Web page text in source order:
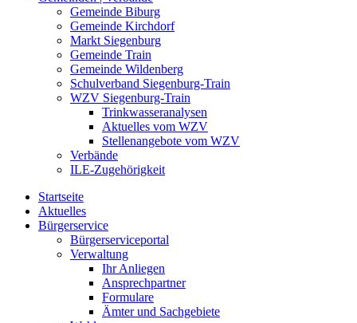
Gemeinde Biburg
Gemeinde Kirchdorf
Markt Siegenburg
Gemeinde Train
Gemeinde Wildenberg
Schulverband Siegenburg-Train
WZV Siegenburg-Train
Trinkwasseranalysen
Aktuelles vom WZV
Stellenangebote vom WZV
Verbände
ILE-Zugehörigkeit
Startseite
Aktuelles
Bürgerservice
Bürgerserviceportal
Verwaltung
Ihr Anliegen
Ansprechpartner
Formulare
Ämter und Sachgebiete